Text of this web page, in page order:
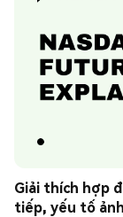
Giải thích hợp
tiếp, yếu tố